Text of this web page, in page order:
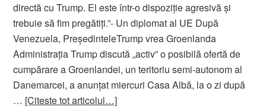
directă cu Trump. El este într-o dispoziție agresivă și
trebuie să fim pregătiți.”- Un diplomat al UE După
Venezuela, PreședinteleTrump vrea Groenlanda
Administrația Trump discută „activ” o posibilă ofertă de
cumpărare a Groenlandei, un teritoriu semi-autonom al
Danemarcei, a anunțat miercuri Casa Albă, la o zi după
… [Citeste tot articolul…]